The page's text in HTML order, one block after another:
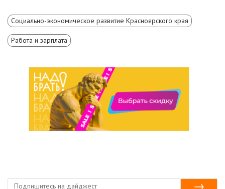
Социально-экономическое развитие Красноярского края
Работа и зарплата